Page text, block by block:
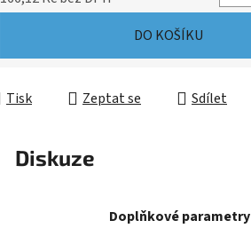
DO KOŠÍKU
Tisk Zeptat se Sdílet
Diskuze
Doplňkové parametry